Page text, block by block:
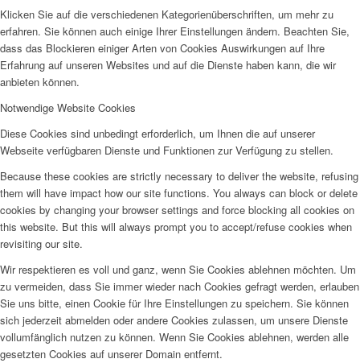
Klicken Sie auf die verschiedenen Kategorienüberschriften, um mehr zu
erfahren. Sie können auch einige Ihrer Einstellungen ändern. Beachten Sie,
dass das Blockieren einiger Arten von Cookies Auswirkungen auf Ihre
Erfahrung auf unseren Websites und auf die Dienste haben kann, die wir
anbieten können.
Notwendige Website Cookies
Diese Cookies sind unbedingt erforderlich, um Ihnen die auf unserer
Webseite verfügbaren Dienste und Funktionen zur Verfügung zu stellen.
Because these cookies are strictly necessary to deliver the website, refusing
them will have impact how our site functions. You always can block or delete
cookies by changing your browser settings and force blocking all cookies on
this website. But this will always prompt you to accept/refuse cookies when
revisiting our site.
Wir respektieren es voll und ganz, wenn Sie Cookies ablehnen möchten. Um
zu vermeiden, dass Sie immer wieder nach Cookies gefragt werden, erlauben
Sie uns bitte, einen Cookie für Ihre Einstellungen zu speichern. Sie können
sich jederzeit abmelden oder andere Cookies zulassen, um unsere Dienste
vollumfänglich nutzen zu können. Wenn Sie Cookies ablehnen, werden alle
gesetzten Cookies auf unserer Domain entfernt.